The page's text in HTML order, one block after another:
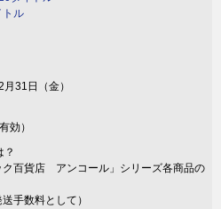
トル
31日（金）
効）
？
百貨店 アンコール」シリーズ各商品の
手数料として）